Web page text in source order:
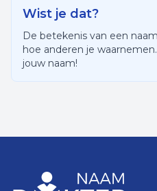
Wist je dat?
De betekenis van een
hoe anderen je
jouw naam!